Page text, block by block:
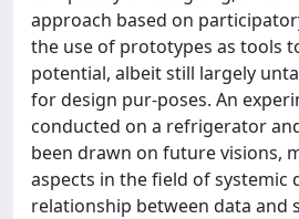
approach based on
the use of prototypes as tools
potential, albeit still largely
for design pur-poses. An
conducted on a refrigerator
been drawn on future visions,
aspects in the ﬁeld of systemic
relationship between data and